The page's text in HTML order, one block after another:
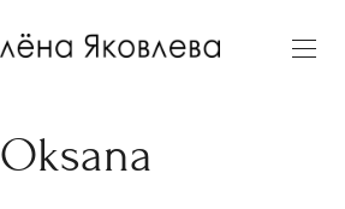
Oksana